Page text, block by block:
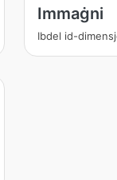
Immaġni
Ibdel id-